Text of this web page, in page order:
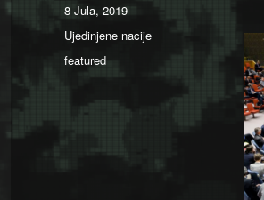
Posted
on
8 Jula, 2019
Categories
Ujedinjene nacije
Tags
featured